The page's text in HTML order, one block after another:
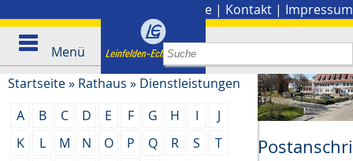
Presse | Kontakt | Impressum
Menü
Startseite» Rathaus » Dienstleistungen
A
B C D E F G H I
J
K
L M N O P Q R S
T